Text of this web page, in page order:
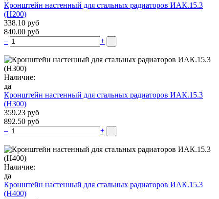
Кронштейн настенный для стальных радиаторов ИАК.15.3
(H200)
338.10 руб
840.00 руб
–
+
Наличие:
да
Кронштейн настенный для стальных радиаторов ИАК.15.3
(H300)
359.23 руб
892.50 руб
–
+
Наличие:
да
Кронштейн настенный для стальных радиаторов ИАК.15.3
(H400)